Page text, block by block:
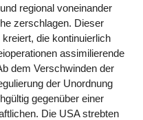
regional voneinander
zerschlagen. Dieser
die kontinuierlich
assimilierende
dem Verschwinden der
der Unordnung
gegenüber einer
Die USA strebten